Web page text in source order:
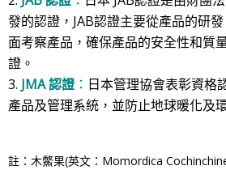
發的認證，JAB認證主要從產品的研
面考察產品，確保產品的安全性和質
證。
3. JMA 認證： 日本管理協會表彰資格
產品及管理系統，並防止地球暖化及
註： 木鱉果(英文：Momordica